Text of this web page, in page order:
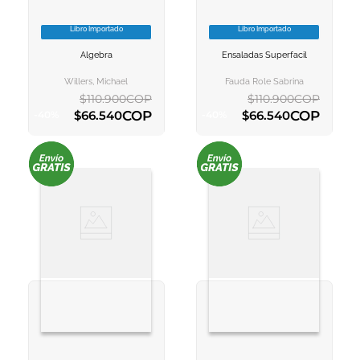
VER INFORMACION
Libro Importado
Algebra
Willers, Michael
$110.900COP
$66.540COP
AGREGAR AL CARRITO
VER INFORMACION
Libro Importado
Ensaladas Superfacil
Fauda Role Sabrina
$110.900COP
$66.540COP
AGREGAR AL CARRITO